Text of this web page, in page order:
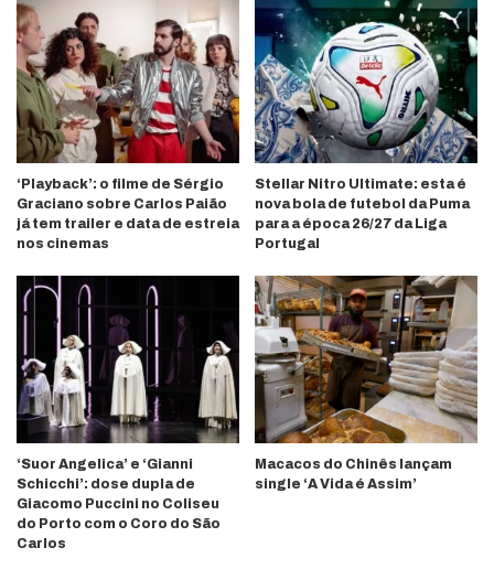
‘Playback’: o filme de Sérgio
Graciano sobre Carlos Paião
já tem trailer e data de estreia
nos cinemas
Stellar Nitro Ultimate: esta é
nova bola de futebol da Puma
para a época 26/27 da Liga
Portugal
‘Suor Angelica’ e ‘Gianni
Schicchi’: dose dupla de
Giacomo Puccini no Coliseu
do Porto com o Coro do São
Carlos
Macacos do Chinês lançam
single ‘A Vida é Assim’